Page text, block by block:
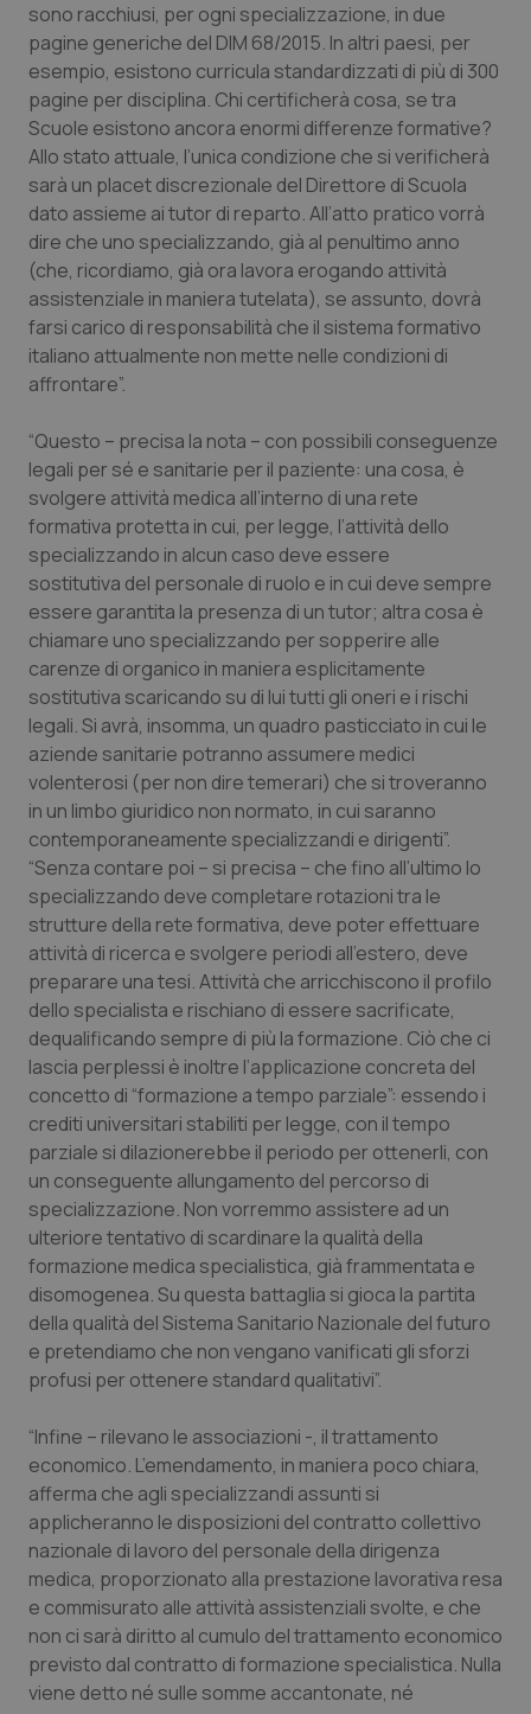
Marche
Molise
Piemonte
Provincia Autonoma di Bolzano
Provincia Autonoma di Trento
Puglia
Sicilia
Toscana
Umbria
Valle D’Aosta
Veneto
Donna & Salute
Epatiti
HIV
Infezioni & Febbre
Ipertensione & Scompenso
Malattie rare
Neuroscienze & patologie neurodegenerative
Obesità
Oftalmologia
Oncodermatologia
Oncoematologia
Oncologia & Nutrizione
Psoriasi & pelle
Quotidiano Cardiologia
Quotidiano Chirurgia
Quotidiano Oncologia
Quotidiano Pediatria
Rene & patologie urogenitali
Salute orale & impianti
Sangue & coagulazione
Tiroide
Tumore al seno
Tumore ovarico
Tumori del Polmone & Testa Collo
Tumori gastrointestinali
Ulcera & Reflusso
Vaccini
sono racchiusi, per ogni specializzazione, in due
pagine generiche del DIM 68/2015. In altri paesi, per
esempio, esistono curricula standardizzati di più di 300
pagine per disciplina. Chi certificherà cosa, se tra
Scuole esistono ancora enormi differenze formative?
Allo stato attuale, l’unica condizione che si verificherà
sarà un placet discrezionale del Direttore di Scuola
dato assieme ai tutor di reparto. All’atto pratico vorrà
dire che uno specializzando, già al penultimo anno
(che, ricordiamo, già ora lavora erogando attività
assistenziale in maniera tutelata), se assunto, dovrà
farsi carico di responsabilità che il sistema formativo
italiano attualmente non mette nelle condizioni di
affrontare”.
“Questo – precisa la nota – con possibili conseguenze
legali per sé e sanitarie per il paziente: una cosa, è
svolgere attività medica all’interno di una rete
formativa protetta in cui, per legge, l’attività dello
specializzando in alcun caso deve essere
sostitutiva del personale di ruolo e in cui deve sempre
essere garantita la presenza di un tutor; altra cosa è
chiamare uno specializzando per sopperire alle
carenze di organico in maniera esplicitamente
sostitutiva scaricando su di lui tutti gli oneri e i rischi
legali. Si avrà, insomma, un quadro pasticciato in cui le
aziende sanitarie potranno assumere medici
volenterosi (per non dire temerari) che si troveranno
in un limbo giuridico non normato, in cui saranno
contemporaneamente specializzandi e dirigenti”.
“Senza contare poi – si precisa – che fino all’ultimo lo
specializzando deve completare rotazioni tra le
strutture della rete formativa, deve poter effettuare
attività di ricerca e svolgere periodi all’estero, deve
preparare una tesi. Attività che arricchiscono il profilo
dello specialista e rischiano di essere sacrificate,
dequalificando sempre di più la formazione. Ciò che ci
lascia perplessi è inoltre l’applicazione concreta del
concetto di “formazione a tempo parziale”: essendo i
crediti universitari stabiliti per legge, con il tempo
parziale si dilazionerebbe il periodo per ottenerli, con
un conseguente allungamento del percorso di
specializzazione. Non vorremmo assistere ad un
ulteriore tentativo di scardinare la qualità della
formazione medica specialistica, già frammentata e
disomogenea. Su questa battaglia si gioca la partita
della qualità del Sistema Sanitario Nazionale del futuro
e pretendiamo che non vengano vanificati gli sforzi
profusi per ottenere standard qualitativi”.
“Infine – rilevano le associazioni -, il trattamento
economico. L’emendamento, in maniera poco chiara,
afferma che agli specializzandi assunti si
applicheranno le disposizioni del contratto collettivo
nazionale di lavoro del personale della dirigenza
medica, proporzionato alla prestazione lavorativa resa
e commisurato alle attività assistenziali svolte, e che
non ci sarà diritto al cumulo del trattamento economico
previsto dal contratto di formazione specialistica. Nulla
viene detto né sulle somme accantonate, né